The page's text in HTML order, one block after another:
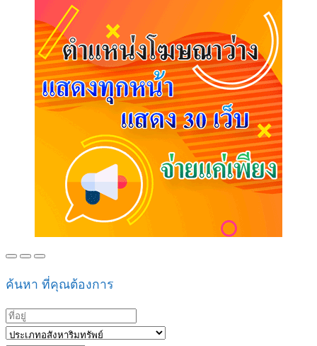
ค้นหา ที่คุณต้องการ